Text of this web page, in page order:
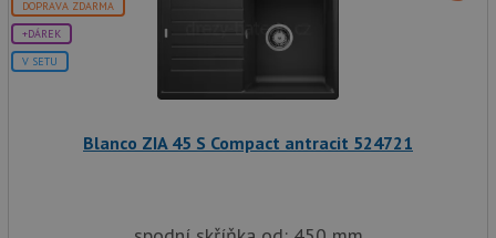
DOPRAVA ZDARMA
+DÁREK
V SETU
Blanco ZIA 45 S Compact antracit 524721